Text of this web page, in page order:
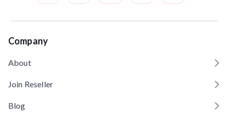
Company
About
Join Reseller
Blog